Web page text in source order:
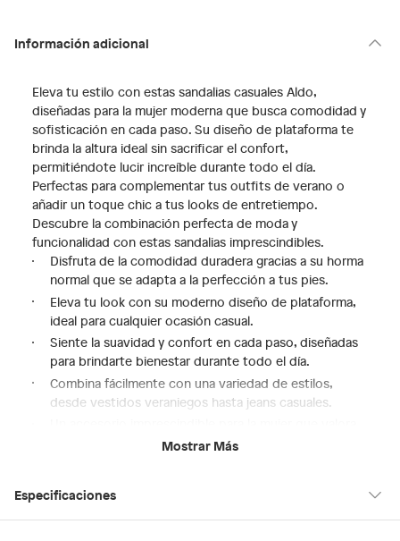
Información adicional
Eleva tu estilo con estas sandalias casuales Aldo,
diseñadas para la mujer moderna que busca comodidad y
sofisticación en cada paso. Su diseño de plataforma te
brinda la altura ideal sin sacrificar el confort,
permitiéndote lucir increíble durante todo el día.
Perfectas para complementar tus outfits de verano o
añadir un toque chic a tus looks de entretiempo.
Descubre la combinación perfecta de moda y
funcionalidad con estas sandalias imprescindibles.
Disfruta de la comodidad duradera gracias a su horma
normal que se adapta a la perfección a tus pies.
Eleva tu look con su moderno diseño de plataforma,
ideal para cualquier ocasión casual.
Siente la suavidad y confort en cada paso, diseñadas
para brindarte bienestar durante todo el día.
Combina fácilmente con una variedad de estilos,
desde vestidos veraniegos hasta jeans casuales.
la moda y la comodidad en cada detalle.
Mostrar Más
Especificaciones